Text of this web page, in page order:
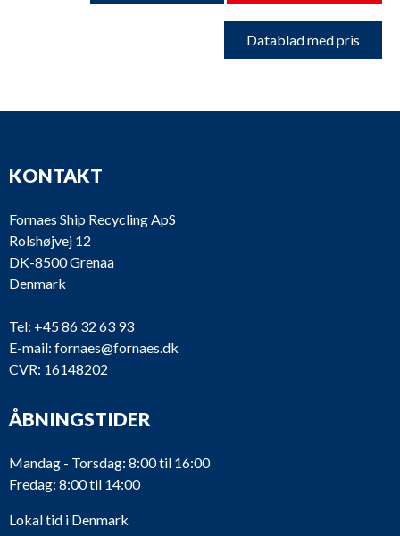
Datablad med pris
KONTAKT
Fornaes Ship Recycling ApS
Rolshøjvej 12
DK-8500 Grenaa
Denmark
Tel: +45 86 32 63 93
E-mail: fornaes@fornaes.dk
CVR: 16148202
ÅBNINGSTIDER
Mandag - Torsdag: 8:00 til 16:00
Fredag: 8:00 til 14:00
Lokal tid i Denmark